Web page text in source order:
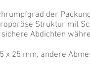
der
Struktur mit
Abdichten
x 25 mm, andere